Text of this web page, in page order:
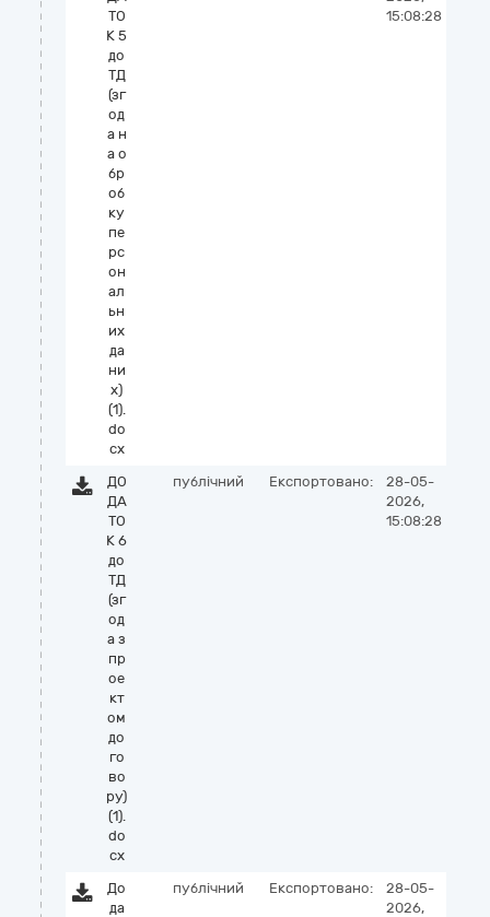
ТО
К 5
до
ТД
(зг
од
а н
а о
бр
об
ку
пе
рс
он
ал
ьн
их
да
ни
х)
(1).
do
cx
15:08:28
ДО
ДА
ТО
К 6
до
ТД
(зг
од
а з
пр
ое
кт
ом
до
го
во
ру)
(1).
do
cx
публічний Експортовано:
28-05-
2026,
15:08:28
До
да
публічний Експортовано:
28-05-
2026,